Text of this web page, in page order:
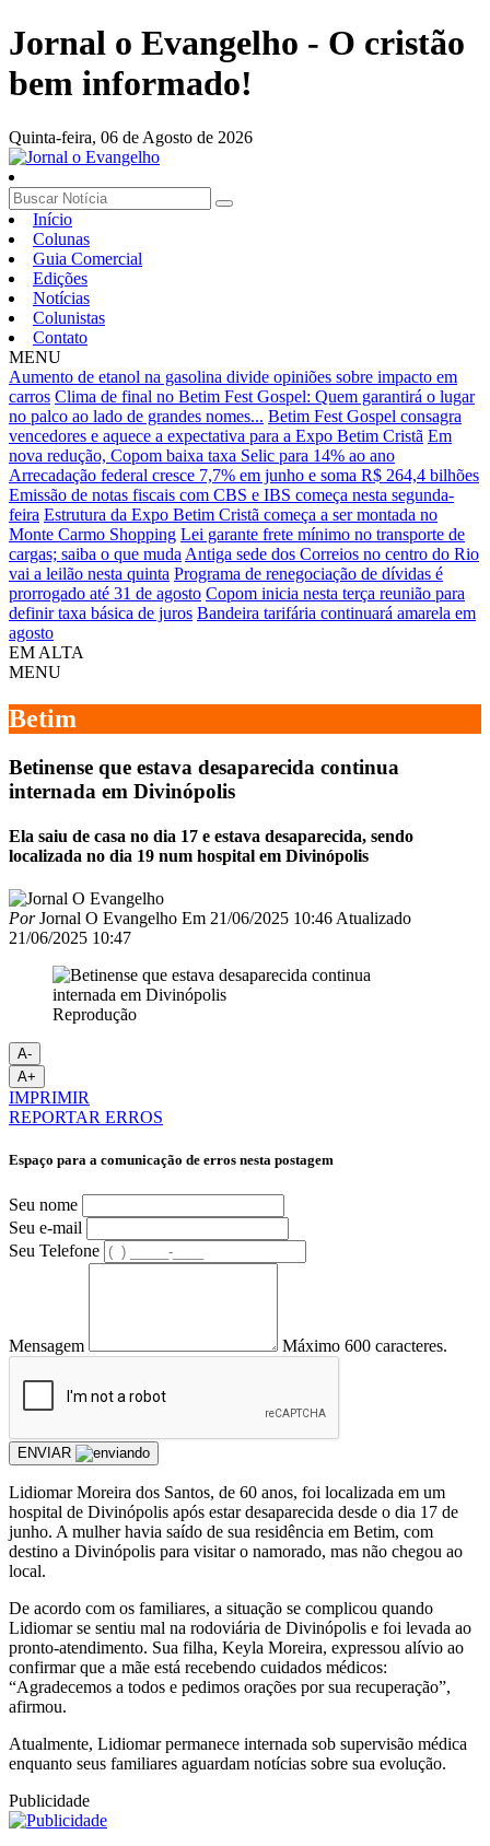
Jornal o Evangelho - O cristão
bem informado!
Quinta-feira, 06 de Agosto de 2026
Início
Colunas
Guia Comercial
Edições
Notícias
Colunistas
Contato
MENU
Aumento de etanol na gasolina divide opiniões sobre impacto em
carros Clima de final no Betim Fest Gospel: Quem garantirá o lugar
no palco ao lado de grandes nomes... Betim Fest Gospel consagra
vencedores e aquece a expectativa para a Expo Betim Cristã Em
nova redução, Copom baixa taxa Selic para 14% ao ano
Arrecadação federal cresce 7,7% em junho e soma R$ 264,4 bilhões
Emissão de notas fiscais com CBS e IBS começa nesta segunda-
feira Estrutura da Expo Betim Cristã começa a ser montada no
Monte Carmo Shopping Lei garante frete mínimo no transporte de
cargas; saiba o que muda Antiga sede dos Correios no centro do Rio
vai a leilão nesta quinta Programa de renegociação de dívidas é
prorrogado até 31 de agosto Copom inicia nesta terça reunião para
definir taxa básica de juros Bandeira tarifária continuará amarela em
agosto
EM ALTA
MENU
Betim
Betinense que estava desaparecida continua
internada em Divinópolis
Ela saiu de casa no dia 17 e estava desaparecida, sendo
localizada no dia 19 num hospital em Divinópolis
PorJornal O Evangelho Em 21/06/2025 10:46 Atualizado
21/06/2025 10:47
Reprodução
A-
A+
IMPRIMIR
REPORTAR ERROS
Espaço para a comunicação de erros nesta postagem
Seu nome
Seu e-mail
Seu Telefone
Mensagem Máximo 600 caracteres.
ENVIAR
Lidiomar Moreira dos Santos, de 60 anos, foi localizada em um
hospital de Divinópolis após estar desaparecida desde o dia 17 de
junho. A mulher havia saído de sua residência em Betim, com
destino a Divinópolis para visitar o namorado, mas não chegou ao
local.
De acordo com os familiares, a situação se complicou quando
Lidiomar se sentiu mal na rodoviária de Divinópolis e foi levada ao
pronto-atendimento. Sua filha, Keyla Moreira, expressou alívio ao
confirmar que a mãe está recebendo cuidados médicos:
“Agradecemos a todos e pedimos orações por sua recuperação”,
afirmou.
Atualmente, Lidiomar permanece internada sob supervisão médica
enquanto seus familiares aguardam notícias sobre sua evolução.
Publicidade